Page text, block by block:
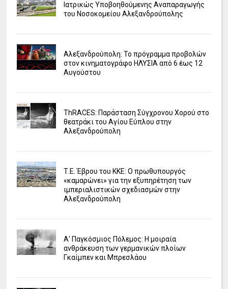
Ιατρικώς Υποβοηθούμενης Αναπαραγωγής
του Νοσοκομείου Αλεξανδρούπολης
Αλεξανδρούπολη: Το πρόγραμμα προβολών
στον κινηματογράφο ΗΛΥΣΙΑ από 6 έως 12
Αυγούστου
ΤhRACES: Παράσταση Σύγχρονου Χορού στο
θεατράκι του Αγίου Εύπλου στην
Αλεξανδρούπολη
Τ.Ε. Έβρου του ΚΚΕ: Ο πρωθυπουργός
«καμαρώνει» για την εξυπηρέτηση των
ιμπεριαλιστικών σχεδιασμών στην
Αλεξανδρούπολη
Α' Παγκόσμιος Πόλεμος: Η μοιραία
ανθράκευση των γερμανικών πλοίων
Γκαίμπεν και Μπρεσλάου